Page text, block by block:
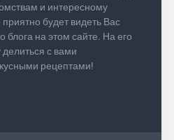
и интересному
будет видеть Вас
блога на этом сайте. На его
с вами
рецептами!